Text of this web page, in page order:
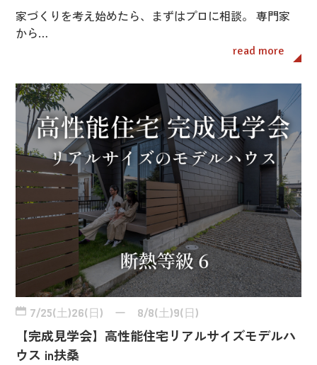
家づくりを考え始めたら、まずはプロに相談。 専門家
から…
read more
7/25(土)26(日) ー 8/8(土)9(日)
【完成見学会】高性能住宅リアルサイズモデルハ
ウス in扶桑